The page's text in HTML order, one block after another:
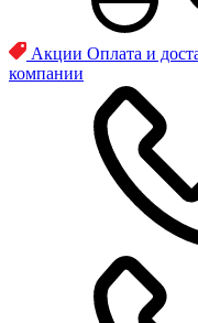
Акции Оплата и
компании